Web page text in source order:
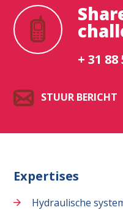
+ 31 88
STUUR BERICHT
Expertises
Hydraulische